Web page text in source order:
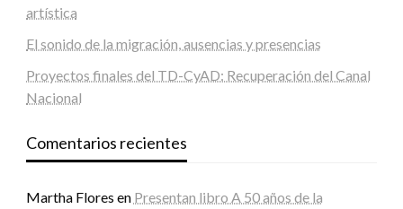
artística
El sonido de la migración, ausencias y presencias
Proyectos finales del TD-CyAD: Recuperación del Canal
Nacional
Comentarios recientes
Martha Flores en Presentan libro A 50 años de la